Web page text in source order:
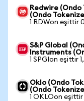
Redwire
(Ondo
1 RDWon eşittir
S&P Global
Instruments
1 SPGIon eşittir
Oklo (Ondo
(Ondo
1 OKLOon